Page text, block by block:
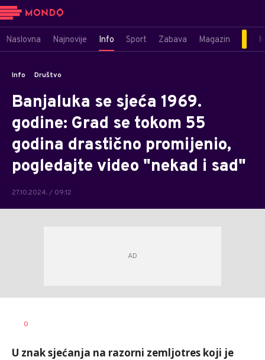
Naslovna Najnovije Info Sport Zabava Magazin
Info Društvo
Banjaluka se sjeća 1969.
godine: Grad se tokom 55
godina drastično promijenio,
pogledajte video "nekad i sad"
27.10.2024. / 09:12
AUTOR
0
U znak sjećanja na razorni zemljotres koji je